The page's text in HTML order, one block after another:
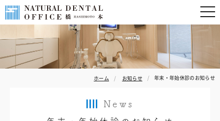
ホーム お知らせ 年末・年始休診のお知らせ
News